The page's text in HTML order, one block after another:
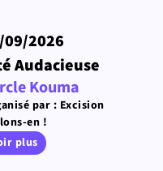
09/2026
Audacieuse
Kouma
par : Excision
en !
plus